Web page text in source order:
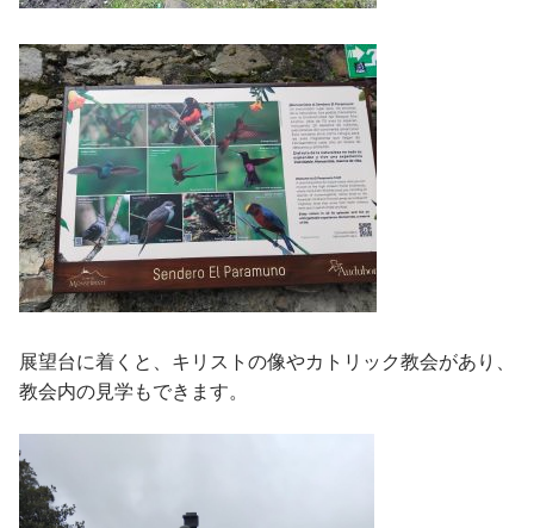
展望台に着くと、キリストの像やカトリック教会があり、
教会内の見学もできます。